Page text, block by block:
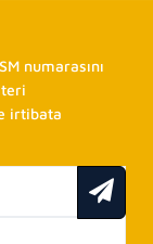
numarasını
irtibata